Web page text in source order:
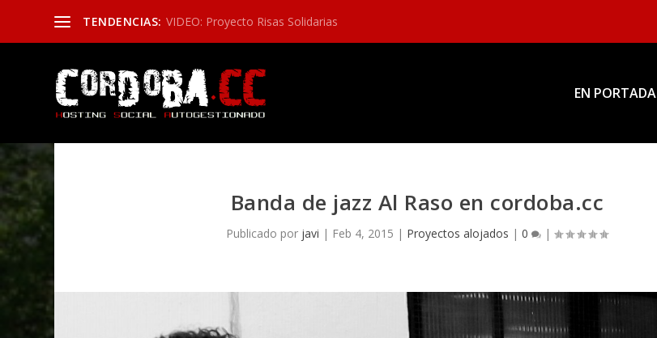
TENDENCIAS: VIDEO: Proyecto Risas Solidarias
EN PORTADA
Banda de jazz Al Raso en cordoba.cc
Publicado por javi | Feb 4, 2015 | Proyectos alojados |0 |